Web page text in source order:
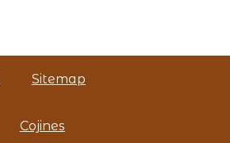
Sitemap
Cojines